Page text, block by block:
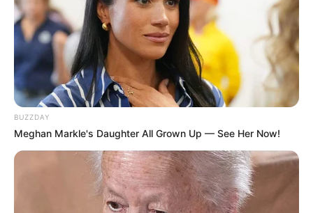
BUZZDAY
Meghan Markle's Daughter All Grown Up — See Her Now!